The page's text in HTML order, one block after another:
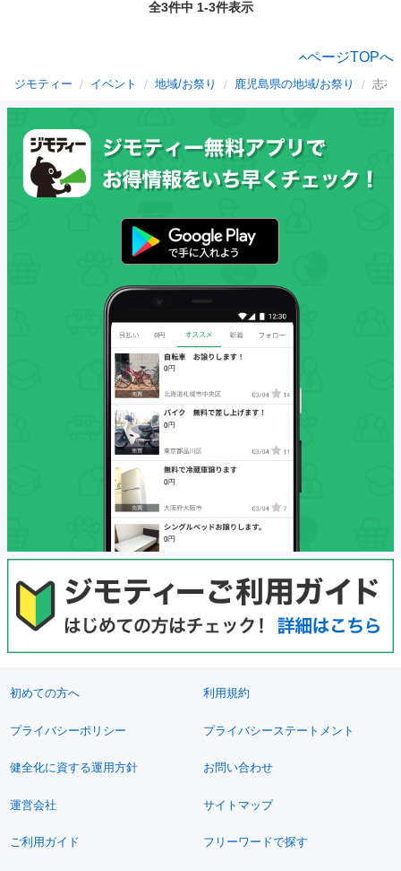
全3件中 1-3件表示
ページTOPへ
ジモティー イベント 地域/お祭り 鹿児島県の地域/お祭り 志布
初めての方へ 利用規約
プライバシーポリシー プライバシーステートメント
健全化に資する運用方針 お問い合わせ
運営会社 サイトマップ
ご利用ガイド フリーワードで探す